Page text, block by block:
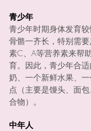
青少年
青少年时期身体发育较
骨骼一齐长，特别需
素C、A等营养素来帮
育。因此，青少年合
奶、一个新鲜水果、
点（主要是馒头、面
合物）。
中年人